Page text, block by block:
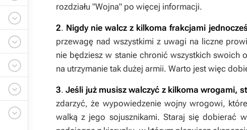





rozdziału "Wojna" po więcej informacji.
2. Nigdy nie walcz z kilkoma frakcjami
przewagę nad wszystkimi z uwagi na liczne
nie będziesz w stanie chronić wszystkich swoich
na utrzymanie tak dużej armii. Warto jest więc
3.Jeśli już musisz walczyć z kilkoma wrogami,
zdarzyć, że wypowiedzenie wojny wrogowi,
walką z jego sojusznikami. Staraj się dobierać